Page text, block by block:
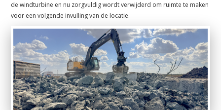
de windturbine en nu zorgvuldig wordt verwijderd om ruimte te maken
voor een volgende invulling van de locatie.